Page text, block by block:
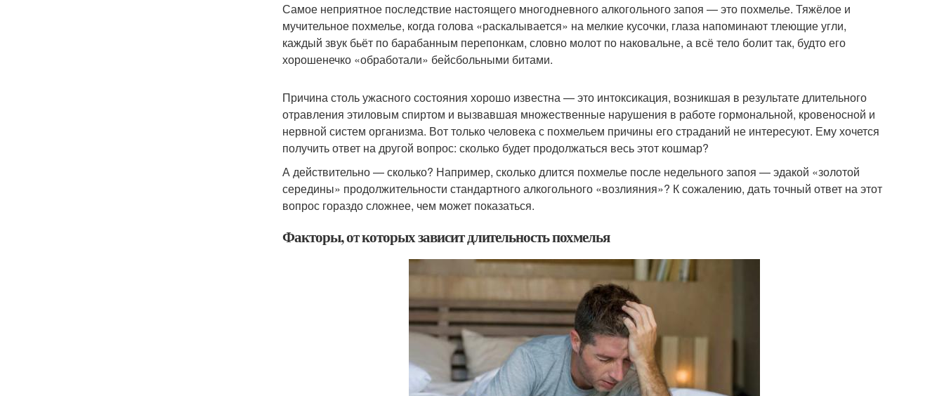
Самое неприятное последствие настоящего многодневного алкогольного запоя — это похмелье. Тяжёлое и
мучительное похмелье, когда голова «раскалывается» на мелкие кусочки, глаза напоминают тлеющие угли,
каждый звук бьёт по барабанным перепонкам, словно молот по наковальне, а всё тело болит так, будто его
хорошенечко «обработали» бейсбольными битами.
Причина столь ужасного состояния хорошо известна — это интоксикация, возникшая в результате длительного
отравления этиловым спиртом и вызвавшая множественные нарушения в работе гормональной, кровеносной и
нервной систем организма. Вот только человека с похмельем причины его страданий не интересуют. Ему хочется
получить ответ на другой вопрос: сколько будет продолжаться весь этот кошмар?
А действительно — сколько? Например, сколько длится похмелье после недельного запоя — эдакой «золотой
середины» продолжительности стандартного алкогольного «возлияния»? К сожалению, дать точный ответ на этот
вопрос гораздо сложнее, чем может показаться.
Факторы, от которых зависит длительность похмелья